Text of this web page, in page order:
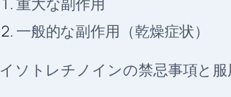
一般的な副作用（乾燥症状）
イソトレチノインの禁忌事項と